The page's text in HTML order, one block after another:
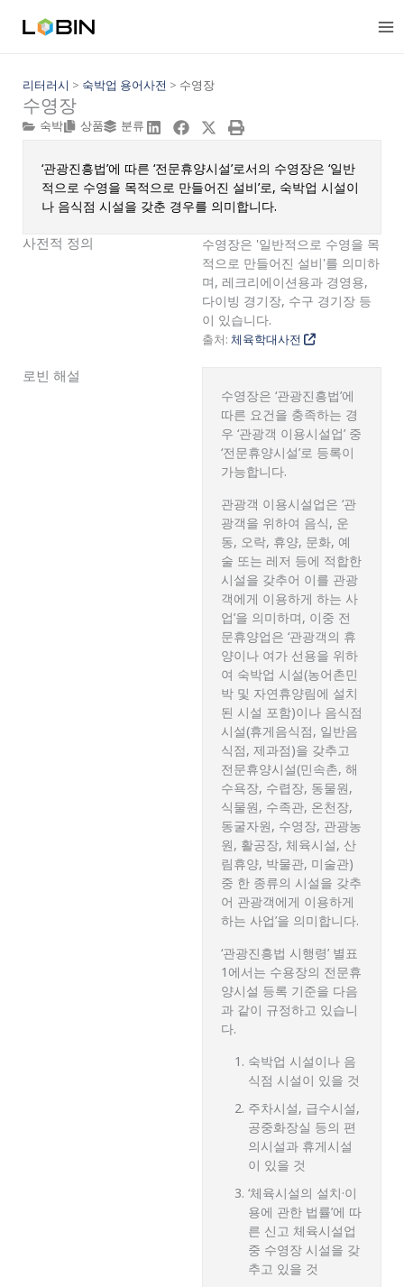
리터러시 > 숙박업 용어사전 > 수영장
수영장
숙박 상품 분류
‘관광진흥법’에 따른 ‘전문휴양시설’로서의 수영장은 ‘일반
적으로 수영을 목적으로 만들어진 설비’로, 숙박업 시설이
나 음식점 시설을 갖춘 경우를 의미합니다.
사전적 정의
수영장은 '일반적으로 수영을 목
적으로 만들어진 설비'를 의미하
며, 레크리에이션용과 경영용,
다이빙 경기장, 수구 경기장 등
이 있습니다.
출처: 체육학대사전
로빈 해설
수영장은 ‘관광진흥법’에
따른 요건을 충족하는 경
우 ‘관광객 이용시설업’ 중
‘전문휴양시설’로 등록이
가능합니다.
관광객 이용시설업은 ‘관
광객을 위하여 음식, 운
동, 오락, 휴양, 문화, 예
술 또는 레저 등에 적합한
시설을 갖추어 이를 관광
객에게 이용하게 하는 사
업’을 의미하며, 이중 전
문휴양업은 ‘관광객의 휴
양이나 여가 선용을 위하
여 숙박업 시설(농어촌민
박 및 자연휴양림에 설치
된 시설 포함)이나 음식점
시설(휴게음식점, 일반음
식점, 제과점)을 갖추고
전문휴양시설(민속촌, 해
수욕장, 수렵장, 동물원,
식물원, 수족관, 온천장,
동굴자원, 수영장, 관광농
원, 활공장, 체육시설, 산
림휴양, 박물관, 미술관)
중 한 종류의 시설을 갖추
어 관광객에게 이용하게
하는 사업’을 의미합니다.
‘관광진흥법 시행령’ 별표
1에서는 수용장의 전문휴
양시설 등록 기준을 다음
과 같이 규정하고 있습니
다.
숙박업 시설이나 음
식점 시설이 있을 것
주차시설, 급수시설,
공중화장실 등의 편
의시설과 휴게시설
이 있을 것
‘체육시설의 설치·이
용에 관한 법률’에 따
른 신고 체육시설업
중 수영장 시설을 갖
추고 있을 것